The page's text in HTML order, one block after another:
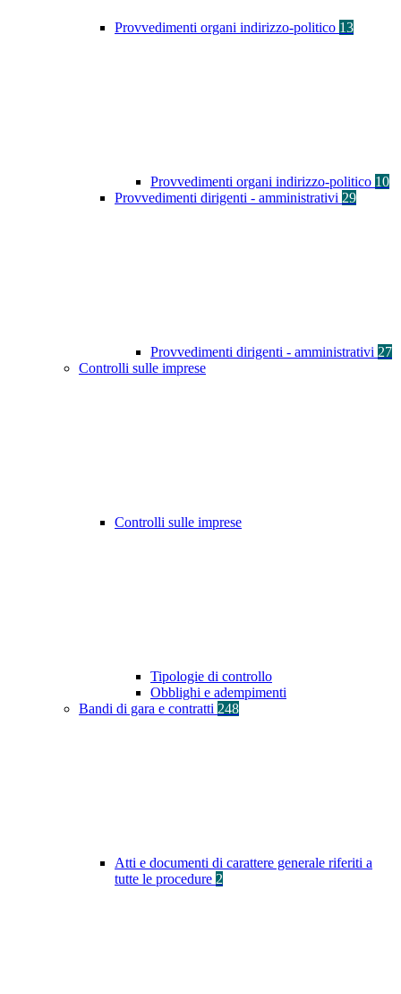
Provvedimenti organi indirizzo-politico 13
Provvedimenti organi indirizzo-politico 10
Provvedimenti dirigenti - amministrativi 29
Provvedimenti dirigenti - amministrativi 27
Controlli sulle imprese
Controlli sulle imprese
Tipologie di controllo
Obblighi e adempimenti
Bandi di gara e contratti 248
Atti e documenti di carattere generale riferiti a
tutte le procedure 2